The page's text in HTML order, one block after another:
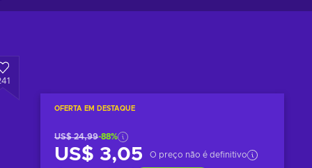
OFERTA EM DESTAQUE
US$ 24,99-88%
US$ 3,05 O preço não é definitivo